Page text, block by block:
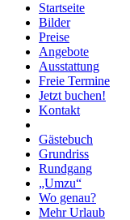
Startseite
Bilder
Preise
Angebote
Ausstattung
Freie Termine
Jetzt buchen!
Kontakt
Gästebuch
Grundriss
Rundgang
„Umzu“
Wo genau?
Mehr Urlaub